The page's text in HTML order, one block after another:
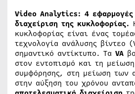
Video Analytics: 4 εφαρμογές
διαχείριση της κυκλοφορίας.
κυκλοφορίας είναι ένας
τεχνολογία ανάλυσης βίντεο
σημαντικό αντίκτυπο. Τα VA
στον εντοπισμό και τη
συμφόρησης, στη μείωση των
στην αύξηση του χρόνου